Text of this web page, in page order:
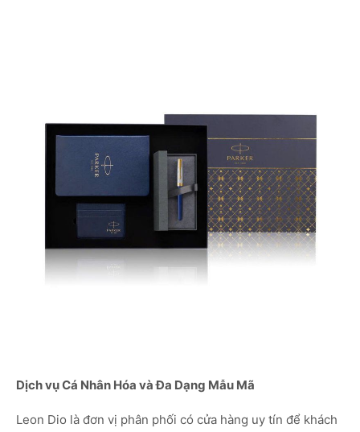
Dịch vụ Cá Nhân Hóa và Đa Dạng Mẫu Mã
Leon Dio là đơn vị phân phối có cửa hàng uy tín để khách